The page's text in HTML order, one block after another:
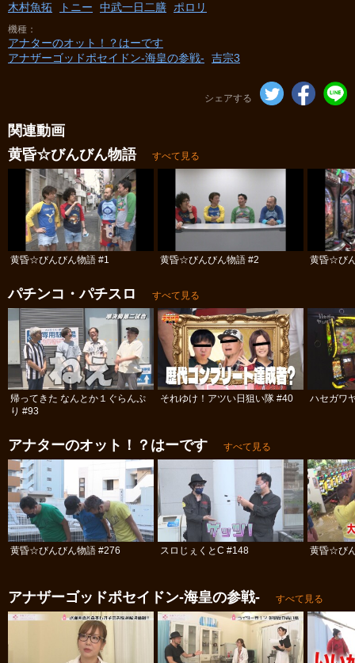
木村魚拓 トニー 中武一日二膳 ポロリ
機種
アナターのオット！？はーです
アナザーゴッドポセイドン-海皇の参戦-
吉宗3
シェアする
関連動画
黄昏☆びんびん物語
すべて見る
黄昏☆びんびん物語 #1 黄昏☆びんびん物語 #2 黄昏☆び
パチンコ・パチスロ すべて見る
帰ってきた なんとか１ぐらんぷ
り #93
それゆけ！アツい日狙い隊 #40 ハセガワ
アナターのオット！？はーです すべて見る
黄昏☆びんびん物語 #276 スロじぇくとC #148 黄昏☆び
アナザーゴッドポセイドン-海皇の参戦- すべて見る